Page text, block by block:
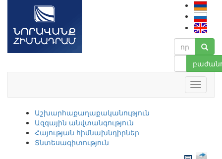
Աշխարհաքաղաքականություն
Ազգային անվտանգություն
Հայության հիմնախնդիրներ
Տնտեսագիտություն